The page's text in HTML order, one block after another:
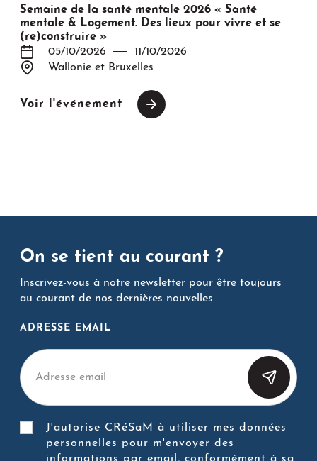
Semaine de la santé mentale 2026 « Santé
mentale & Logement. Des lieux pour vivre et se
(re)construire »
05/10/2026
11/10/2026
Wallonie et Bruxelles
Voir l'événement
On se tient au courant ?
Inscrivez-vous à notre newsletter pour être toujours
au courant de nos dernières nouvelles
ADRESSE EMAIL
J'autorise CRéSaM à utiliser mes données
personnelles pour m'envoyer des
informations par email, conformément à sa